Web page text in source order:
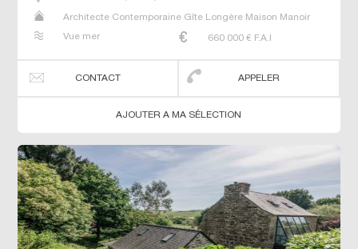
Architecte Contemporaine Gîte Longère Maison Manoir
Vue mer
660 000 € F.A.I
CONTACT APPELER
AJOUTER A MA SÉLECTION